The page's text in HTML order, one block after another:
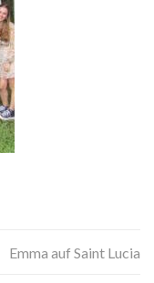
Emma auf Saint Lucia